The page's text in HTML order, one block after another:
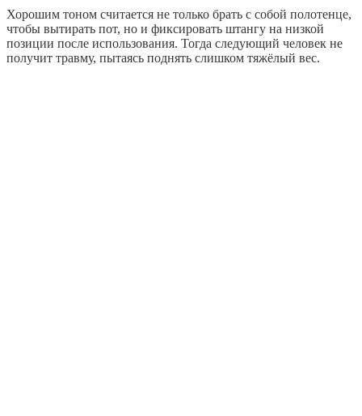
Хорошим тоном считается не только брать с собой полотенце,
чтобы вытирать пот, но и фиксировать штангу на низкой
позиции после использования. Тогда следующий человек не
получит травму, пытаясь поднять слишком тяжёлый вес.